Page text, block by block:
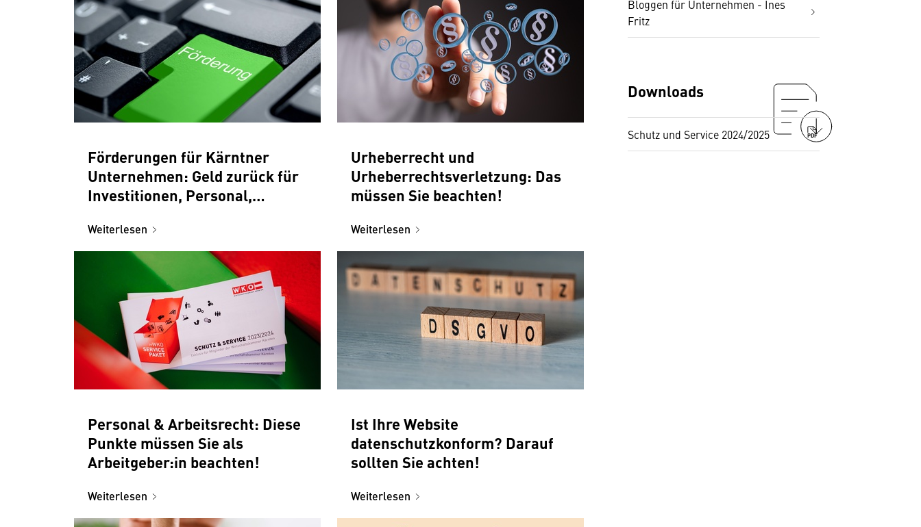
Förderungen für Kärntner
Unternehmen: Geld zurück für
Investitionen, Personal,
Weiterlesen
Urheberrecht und
Urheberrechtsverletzung: Das
müssen Sie beachten!
Weiterlesen
Personal & Arbeitsrecht: Diese
Punkte müssen Sie als
Arbeitgeber:in beachten!
Weiterlesen
Ist Ihre Website
datenschutzkonform? Darauf
sollten Sie achten!
Weiterlesen
Bloggen für Unternehmen - Ines
Fritz
Downloads
Schutz und Service 2024/2025 PDF